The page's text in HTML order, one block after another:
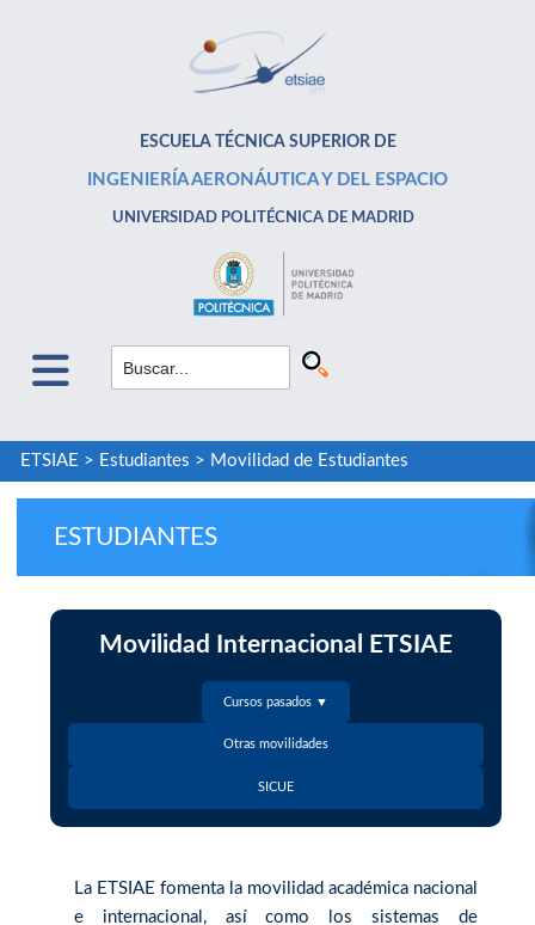
ESCUELA TÉCNICA SUPERIOR DE
INGENIERÍA AERONÁUTICA Y DEL ESPACIO
UNIVERSIDAD POLITÉCNICA DE MADRID
ETSIAE > Estudiantes > Movilidad de Estudiantes
ESTUDIANTES
Movilidad Internacional ETSIAE
Cursos pasados ▼
Otras movilidades
SICUE
La ETSIAE fomenta la movilidad académica nacional
e internacional, así como los sistemas de